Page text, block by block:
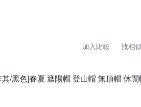
加入比較 找相
/黑色]春夏 遮陽帽 登山帽 無頂帽 休